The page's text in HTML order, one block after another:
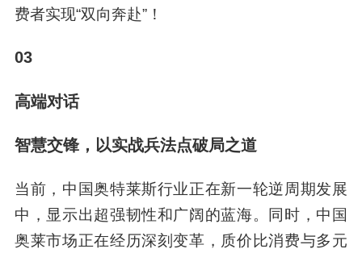
费者实现“双向奔赴”！
03
高端对话
智慧交锋，以实战兵法点破局之道
当前，中国奥特莱斯行业正在新一轮逆周期发展
中，显示出超强韧性和广阔的蓝海。同时，中国
奥莱市场正在经历深刻变革，质价比消费与多元